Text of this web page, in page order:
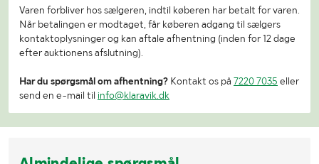
Varen forbliver hos sælgeren, indtil køberen har betalt for varen.
Når betalingen er modtaget, får køberen adgang til sælgers
kontaktoplysninger og kan aftale afhentning (inden for 12 dage
efter auktionens afslutning).
Har du spørgsmål om afhentning? Kontakt os på 7220 7035 eller
send en e-mail til info@klaravik.dk